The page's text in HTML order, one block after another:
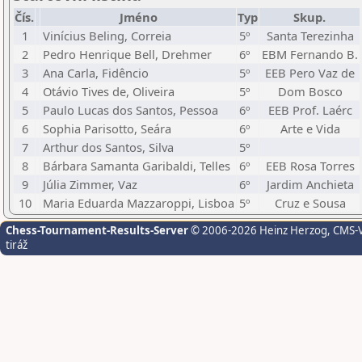
Čís. Jméno Typ
Skup.
1
Vinícius Beling, Correia 5º
Santa Terezinha
2
Pedro Henrique Bell, Drehmer 6º
EBM Fernando B.
3
Ana Carla, Fidêncio 5º
EEB Pero Vaz de
4
Otávio Tives de, Oliveira 5º
Dom Bosco
5
Paulo Lucas dos Santos, Pessoa 6º
EEB Prof. Laérc
6
Sophia Parisotto, Seára 6º
Arte e Vida
7
Arthur dos Santos, Silva
5º
8
Bárbara Samanta Garibaldi, Telles 6º
EEB Rosa Torres
9
Júlia Zimmer, Vaz 6º
Jardim Anchieta
10
Maria Eduarda Mazzaroppi, Lisboa 5º Cruz e Sousa
Chess-Tournament-Results-Server© 2006-2026 Heinz Herzog,
tiráž